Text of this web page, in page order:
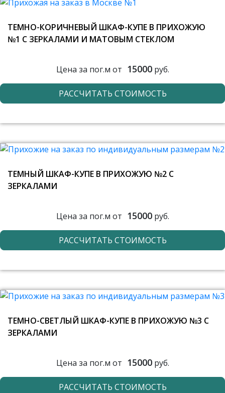
ТЕМНО-КОРИЧНЕВЫЙ ШКАФ-КУПЕ В ПРИХОЖУЮ
№1 С ЗЕРКАЛАМИ И МАТОВЫМ СТЕКЛОМ
Цена за пог.м от 15000руб.
РАССЧИТАТЬ СТОИМОСТЬ
ТЕМНЫЙ ШКАФ-КУПЕ В ПРИХОЖУЮ №2 С
ЗЕРКАЛАМИ
Цена за пог.м от 15000руб.
РАССЧИТАТЬ СТОИМОСТЬ
ТЕМНО-СВЕТЛЫЙ ШКАФ-КУПЕ В ПРИХОЖУЮ №3 С
ЗЕРКАЛАМИ
Цена за пог.м от 15000руб.
РАССЧИТАТЬ СТОИМОСТЬ